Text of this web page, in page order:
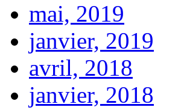
mai, 2019
janvier, 2019
avril, 2018
janvier, 2018